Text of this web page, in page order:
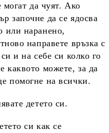
могат да чуят. Ако
започне да се ядосва
или наранено,
направете връзка с
и на себе си колко го
каквото можете, за да
помогне на всички.
детето си.
си как се